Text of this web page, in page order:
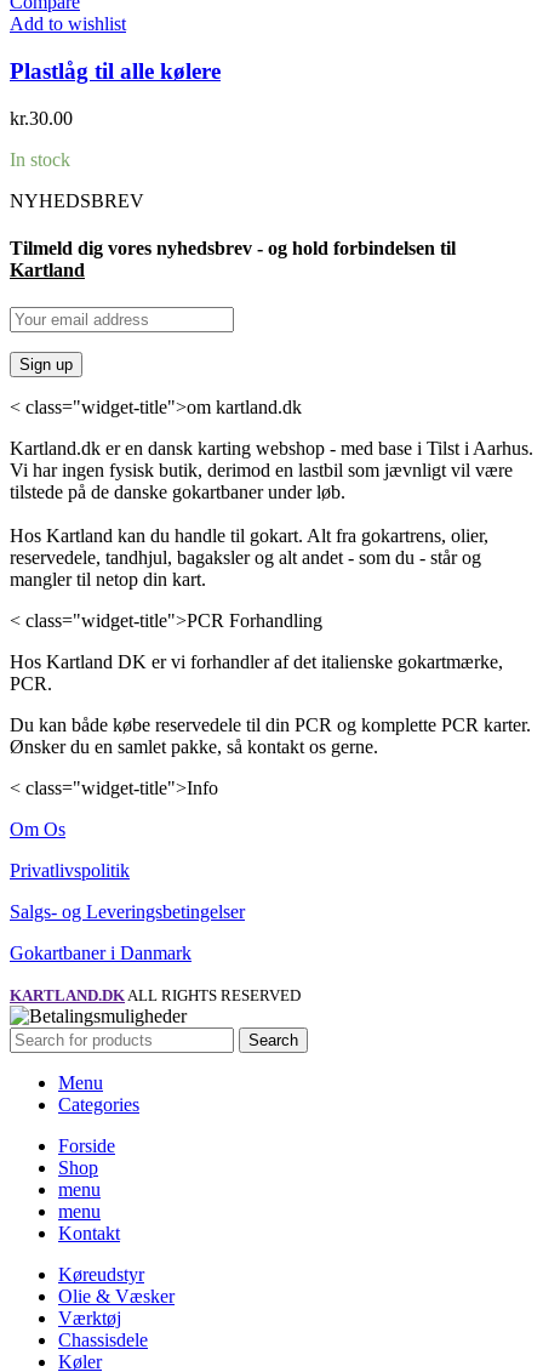
Add to wishlist
Plastlåg til alle kølere
kr.30.00
In stock
NYHEDSBREV
Tilmeld dig vores nyhedsbrev - og hold forbindelsen til
Kartland
< class="widget-title">om kartland.dk
Kartland.dk er en dansk karting webshop - med base i Tilst i Aarhus.
Vi har ingen fysisk butik, derimod en lastbil som jævnligt vil være
tilstede på de danske gokartbaner under løb.
Hos Kartland kan du handle til gokart. Alt fra gokartrens, olier,
reservedele, tandhjul, bagaksler og alt andet - som du - står og
mangler til netop din kart.
< class="widget-title">PCR Forhandling
Hos Kartland DK er vi forhandler af det italienske gokartmærke,
PCR.
Du kan både købe reservedele til din PCR og komplette PCR karter.
Ønsker du en samlet pakke, så kontakt os gerne.
< class="widget-title">Info
Om Os
Privatlivspolitik
Salgs- og Leveringsbetingelser
Gokartbaner i Danmark
KARTLAND.DKALL RIGHTS RESERVED
Search
Menu
Categories
Forside
Shop
menu
menu
Kontakt
Køreudstyr
Olie & Væsker
Værktøj
Chassisdele
Køler